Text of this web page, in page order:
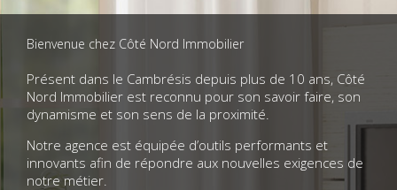
Bienvenue chez Côté Nord Immobilier
Présent dans le Cambrésis depuis plus de 10 ans, Côté
Nord Immobilier est reconnu pour son savoir faire, son
dynamisme et son sens de la proximité.
Notre agence est équipée d’outils performants et
innovants afin de répondre aux nouvelles exigences de
notre métier.